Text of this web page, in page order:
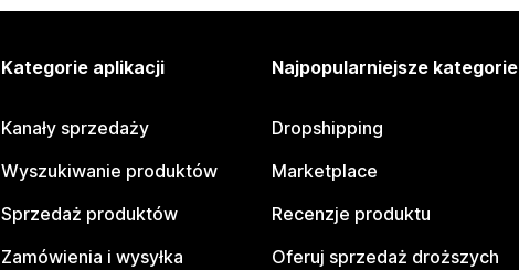
Kategorie aplikacji
Kanały sprzedaży
Wyszukiwanie produktów
Sprzedaż produktów
Zamówienia i wysyłka
Najpopularniejsze kategorie
Dropshipping
Marketplace
Recenzje produktu
Oferuj sprzedaż droższych